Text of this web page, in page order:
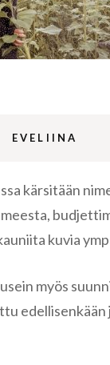
EVELIINA
kärsitään
kuvia
myös
edellisenkään